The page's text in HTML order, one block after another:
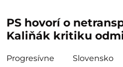
PS hovorí o
Kaliňák kritiku
Progresívne